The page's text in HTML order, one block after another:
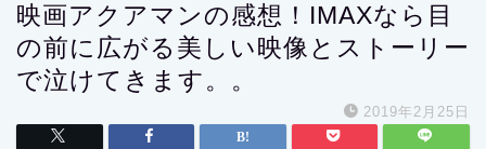
映画アクアマンの感想！IMAXなら目
の前に広がる美しい映像とストーリー
で泣けてきます。。
2019年2月25日